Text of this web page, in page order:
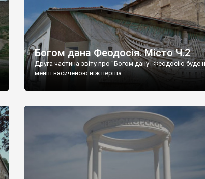
Богом дана Феодосія. Місто Ч.2
Друга частина звіту про "Богом дану" Феодосію буде
менш насиченою ніж перша.